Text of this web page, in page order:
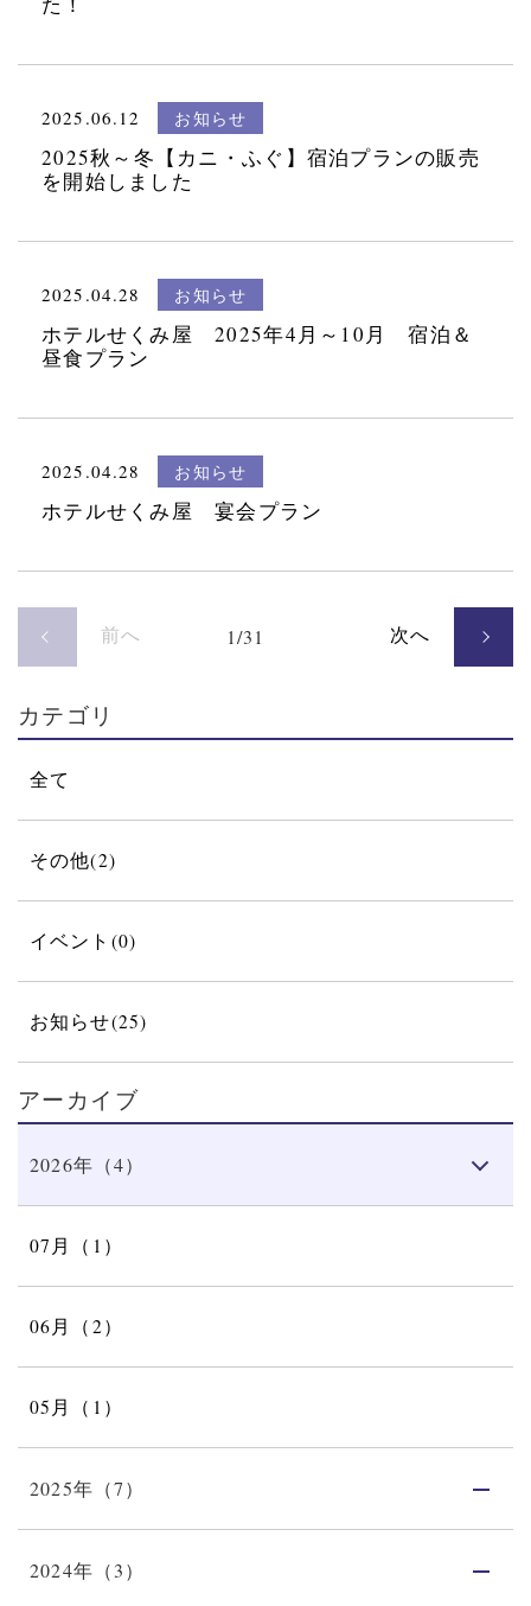
2025.06.12 お知らせ
2025秋～冬【カニ・ふぐ】宿泊プランの販売
を開始しました
2025.04.28 お知らせ
ホテルせくみ屋 2025年4月～10月 宿泊＆
昼食プラン
2025.04.28 お知らせ
ホテルせくみ屋 宴会プラン
前へ 1/31 次へ
カテゴリ
全て
その他(2)
イベント(0)
お知らせ(25)
アーカイブ
2026年（4）
07月（1）
06月（2）
05月（1）
2025年（7）
2024年（3）